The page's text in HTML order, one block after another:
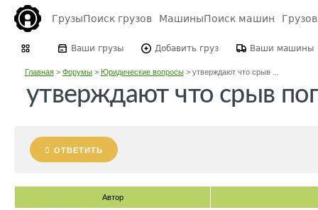
ГрузыПоиск грузов МашиныПоиск машин
Ваши грузы Добавить груз Ваши машины
Главная> Форумы> Юридические вопросы> утверждают что срыв ...
утверждают что срыв
ОТВЕТИТЬ
Автор